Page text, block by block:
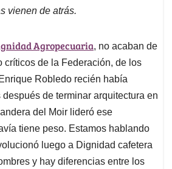
vienen de atrás.
Agropecuaria, no acaban de
críticos de la Federación, de los
Robledo recién había
después de terminar arquitectura en
del Moir lideró ese
tiene peso. Estamos hablando
luego a Dignidad cafetera
y hay diferencias entre los